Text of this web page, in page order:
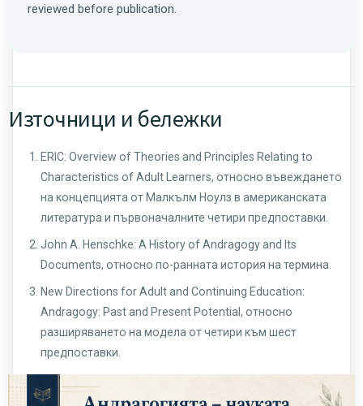
reviewed before publication.
Източници и бележки
ERIC: Overview of Theories and Principles Relating to
Characteristics of Adult Learners, относно въвеждането
на концепцията от Малкълм Ноулз в американската
литература и първоначалните четири предпоставки.
John A. Henschke: A History of Andragogy and Its
Documents, относно по-ранната история на термина.
New Directions for Adult and Continuing Education:
Andragogy: Past and Present Potential, относно
разширяването на модела от четири към шест
предпоставки.